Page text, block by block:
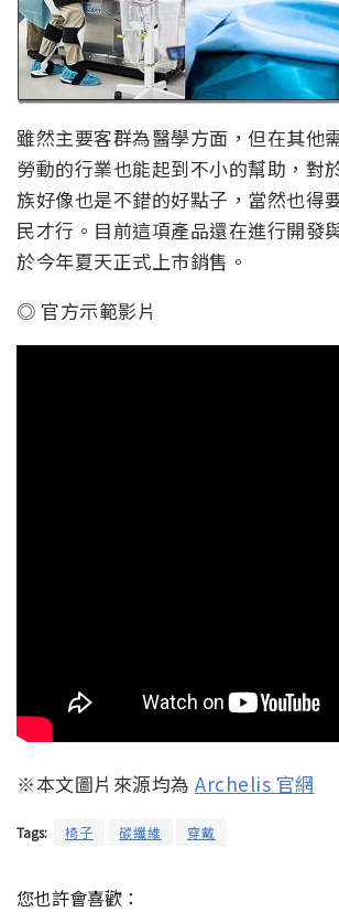
雖然主要客群為醫學方面，但在其他
勞動的行業也能起到不小的幫助，對
族好像也是不錯的好點子，當然也得
民才行。目前這項產品還在進行開發
於今年夏天正式上市銷售。
◎ 官方示範影片
※本文圖片來源均為 Archelis 官網
Tags: 椅子 碳纖維 穿戴
您也許會喜歡：